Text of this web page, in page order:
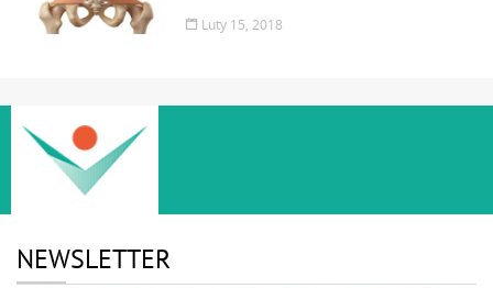
Luty 15, 2018
NEWSLETTER